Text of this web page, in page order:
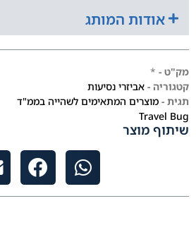
אודות המותג
מק"ט - *
קטגוריה - אביזרי נסיעות
תגית - מוצרים המתאימים לשהייה בממ"ד
Travel Bug
שיתוף מוצר